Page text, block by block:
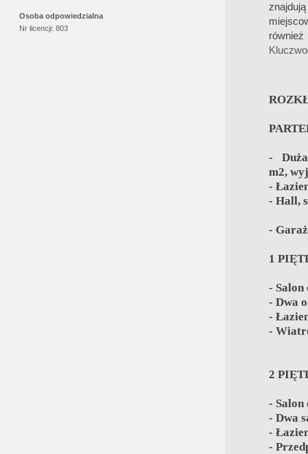
Osoba odpowiedzialna
Nr licencji: 803
-
m2,
-
- Hall,
-
1
- Salon
- Dwa
-
-
2
- Salon
- Dwa
-
-